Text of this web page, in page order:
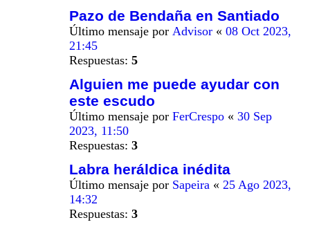
Pazo de Bendaña en Santiado
Último mensaje por Advisor « 08 Oct 2023,
21:45
Respuestas: 5
Alguien me puede ayudar con
este escudo
Último mensaje por FerCrespo « 30 Sep
2023, 11:50
Respuestas: 3
Labra heráldica inédita
Último mensaje por Sapeira « 25 Ago 2023,
14:32
Respuestas: 3